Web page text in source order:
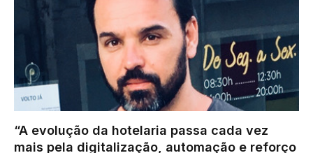
“A evolução da hotelaria passa cada vez
mais pela digitalização, automação e reforço